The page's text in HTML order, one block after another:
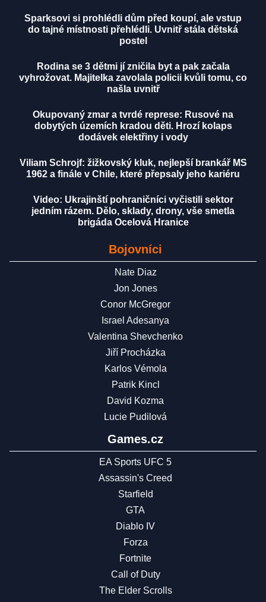
Sparksovi si prohlédli dům před koupí, ale vstup
do tajné místnosti přehlédli. Uvnitř stála dětská
postel
Rodina se 3 dětmi jí zničila byt a pak začala
vyhrožovat. Majitelka zavolala policii kvůli tomu, co
našla uvnitř
Okupovaný zmar a tvrdé represe: Rusové na
dobytých územích kradou děti. Hrozí kolaps
dodávek elektřiny i vody
Viliam Schrojf: žižkovský kluk, nejlepší brankář MS
1962 a finále v Chile, které přepsaly jeho kariéru
Video: Ukrajinští pohraničníci vyčistili sektor
jedním rázem. Dělo, sklady, drony, vše smetla
brigáda Ocelová Hranice
Bojovníci
Nate Diaz
Jon Jones
Conor McGregor
Israel Adesanya
Valentina Shevchenko
Jiří Procházka
Karlos Vémola
Patrik Kincl
David Kozma
Lucie Pudilová
Games.cz
EA Sports UFC 5
Assassin's Creed
Starfield
GTA
Diablo IV
Forza
Fortnite
Call of Duty
The Elder Scrolls